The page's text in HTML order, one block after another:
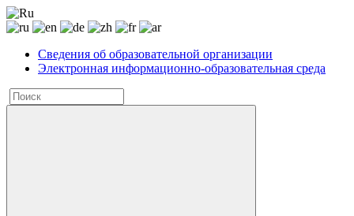
Сведения об образовательной организации
Электронная информационно-образовательная среда